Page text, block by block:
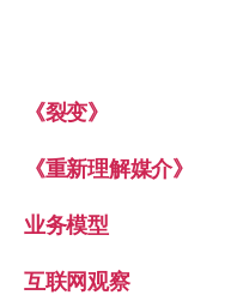
《裂变》
《重新理解媒介》
业务模型
互联网观察